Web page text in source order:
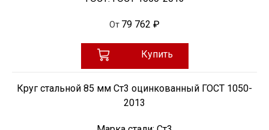
От 79 762 ₽
Купить
Круг стальной 85 мм Ст3 оцинкованный ГОСТ 1050-
2013